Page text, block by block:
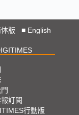
版 ■ English
訂閱
行動版